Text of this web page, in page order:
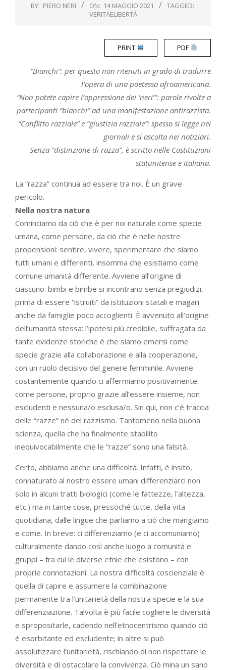
BY: PIERO NERI ON: 14 MAGGIO 2021
TAGGED:
VERITÀELIBERTÀ
PRINT PDF
“Bianchi”: per questo non ritenuti in grado di tradurre
l’opera di una poetessa afroamericana.
“Non potete capire l’oppressione dei ‘neri’”: parole rivolte a
partecipanti “bianchi” ad una manifestazione antirazzista.
“Conflitto razziale” e “giustizia razziale”: spesso si legge nei
giornali e si ascolta nei notiziari.
Senza “distinzione di razza”, è scritto nelle Costituzioni
statunitense e italiana.
La “razza” continua ad essere tra noi. È un grave
pericolo.
Nella nostra natura
Cominciamo da ciò che è per noi naturale come specie
umana, come persone, da ciò che è nelle nostre
propensioni: sentire, vivere, sperimentare che siamo
tutti umani e differenti, insomma che esistiamo come
comune umanità differente. Avviene all’origine di
ciascuno: bimbi e bimbe si incontrano senza pregiudizi,
prima di essere “istruiti” da istituzioni statali e magari
anche da famiglie poco accoglienti. È avvenuto all’origine
dell’umanità stessa: l’ipotesi più credibile, suffragata da
tante evidenze storiche è che siamo emersi come
specie grazie alla collaborazione e alla cooperazione,
con un ruolo decisivo del genere femminile. Avviene
costantemente quando ci affermiamo positivamente
come persone, proprio grazie all’essere insieme, non
escludenti e nessuna/o esclusa/o. Sin qui, non c’è traccia
delle “razze” né del razzismo. Tantomeno nella buona
scienza, quella che ha finalmente stabilito
inequivocabilmente che le “razze” sono una falsità.
Certo, abbiamo anche una difficoltà. Infatti, è insito,
connaturato al nostro essere umani differenziarci non
solo in alcuni tratti biologici (come le fattezze, l’altezza,
etc.) ma in tante cose, pressoché tutte, della vita
quotidiana, dalle lingue che parliamo a ciò che mangiamo
e come. In breve: ci differenziamo (e ci accomuniamo)
culturalmente dando così anche luogo a comunità e
gruppi – fra cui le diverse etnie che esistono – con
proprie connotazioni. La nostra difficoltà coscienziale è
quella di capire e assumere la combinazione
permanente tra l’unitarietà della nostra specie e la sua
differenziazione. Talvolta è più facile cogliere le diversità
e spropositarle, cadendo nell’etnocentrismo quando ciò
è esorbitante ed escludente; in altre si può
assolutizzare l’unitarietà, rischiando di non rispettare le
diversità e di ostacolare la convivenza. Ciò mina un sano